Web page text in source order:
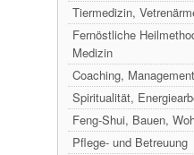
Tiermedizin,
Fernöstliche
Medizin
Coaching,
Spiritualität,
Feng-Shui, Bauen,
Pflege- und Betreuung